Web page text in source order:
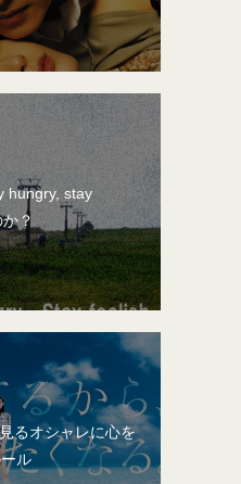
hungry, stay
？
るオシャレに心を
ル